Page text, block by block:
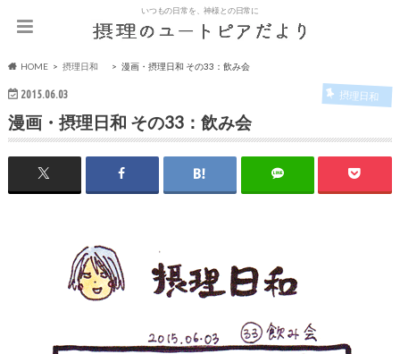
いつもの日常を、神様との日常に
HOME 摂理日和 漫画・摂理日和 その33：飲み会
2015.06.03 摂理日和
漫画・摂理日和 その33：飲み会